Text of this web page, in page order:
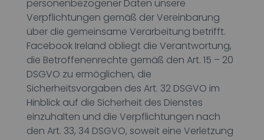
personenbezogener Daten unsere
Verpflichtungen gemäß der Vereinbarung
über die gemeinsame Verarbeitung betrifft.
Facebook Ireland obliegt die Verantwortung,
die Betroffenenrechte gemäß den Art. 15 – 20
DSGVO zu ermöglichen, die
Sicherheitsvorgaben des Art. 32 DSGVO im
Hinblick auf die Sicherheit des Dienstes
einzuhalten und die Verpflichtungen nach
den Art. 33, 34 DSGVO, soweit eine Verletzung